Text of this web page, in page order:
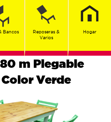
Bancos
Reposeras &
Varios
Hogar
m Plegable
Verde